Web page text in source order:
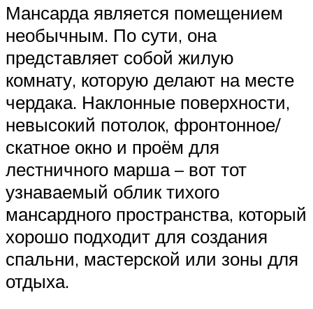
Мансарда является помещением
необычным. По сути, она
представляет собой жилую
комнату, которую делают на месте
чердака. Наклонные поверхности,
невысокий потолок, фронтонное/
скатное окно и проём для
лестничного марша – вот тот
узнаваемый облик тихого
мансардного пространства, который
хорошо подходит для создания
спальни, мастерской или зоны для
отдыха.